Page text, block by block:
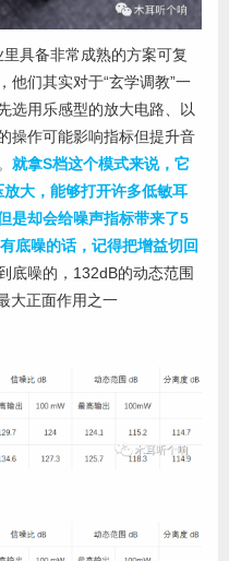
具备非常成熟的方案可复
他们其实对于“玄学调教”一
选用乐感型的放大电路、以
操作可能影响指标但提升音
就拿S档这个模式来说，它
大，能够打开许多低敏耳
是却会给噪声指标带来了5
底噪的话，记得把增益切回
底噪的，132dB的动态范围
大正面作用之一